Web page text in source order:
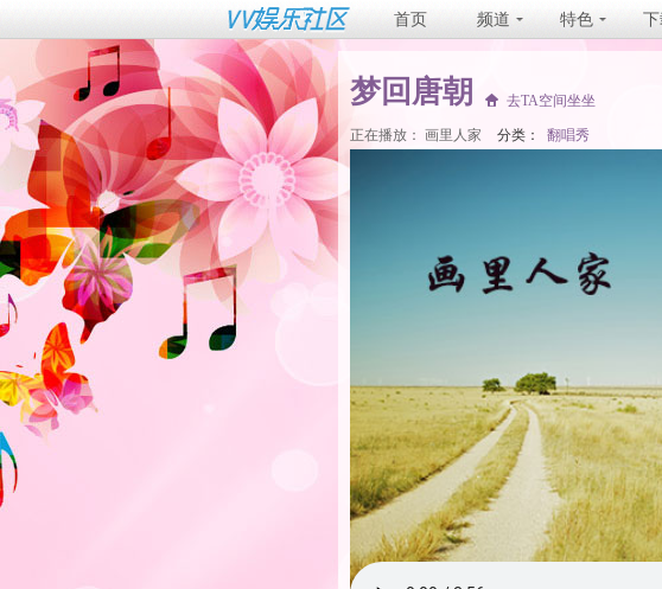
首页 频道 特色
梦回唐朝 去TA空间坐坐
正在播放： 画里人家 分类：
翻唱秀